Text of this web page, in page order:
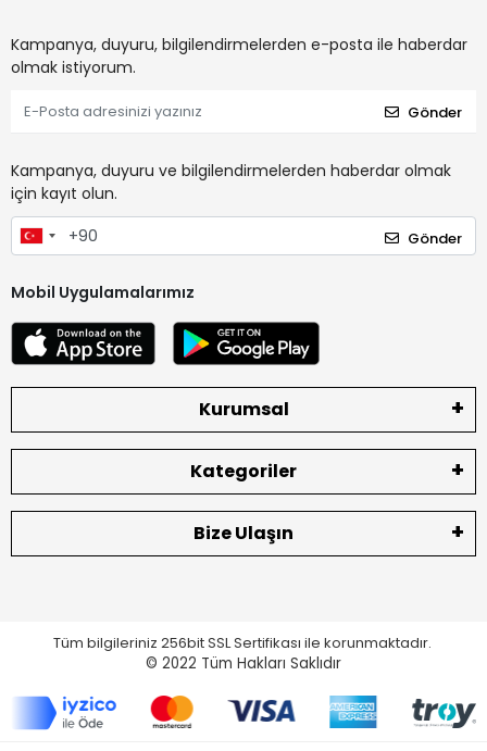
Kampanya, duyuru, bilgilendirmelerden e-posta ile haberdar
olmak istiyorum.
Gönder
Kampanya, duyuru ve bilgilendirmelerden haberdar olmak
için kayıt olun.
Gönder
Mobil Uygulamalarımız
Kurumsal
Kategoriler
Bize Ulaşın
Tüm bilgileriniz 256bit SSL Sertifikası ile korunmaktadır.
© 2022 Tüm Hakları Saklıdır